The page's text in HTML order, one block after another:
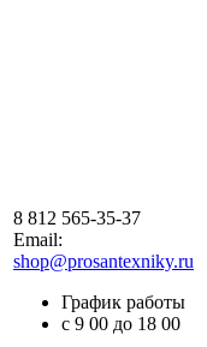
8 812 565-35-37
Email:
shop@prosantexniky.ru
График работы
с 9 00 до 18 00